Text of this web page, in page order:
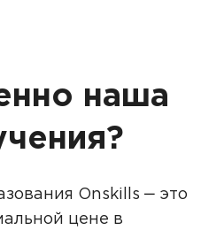
наша
Onskills ‒ это
цене в